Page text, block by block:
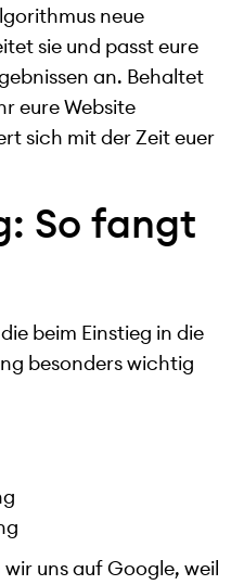
neue
sie und passt eure
an. Behaltet
eure Website
sich mit der Zeit euer
So fangt
beim Einstieg in die
besonders wichtig
uns auf Google, weil